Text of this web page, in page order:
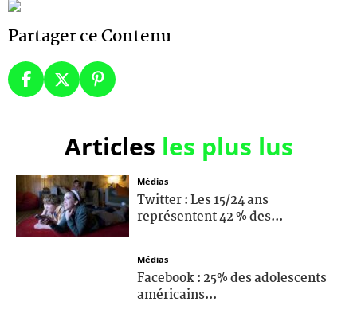
Partager ce Contenu
Articles les plus lus
Médias
Twitter : Les 15/24 ans
représentent 42 % des...
Médias
Facebook : 25% des adolescents
américains...